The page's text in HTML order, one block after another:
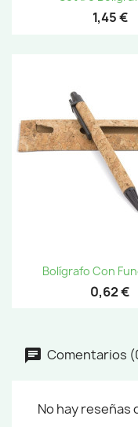
1,45 €
Bolígrafo Con
0,62 €
Comentarios
No hay reseñas